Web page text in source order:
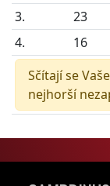
3.
23
4.
16
Sčítají se
nejhorší